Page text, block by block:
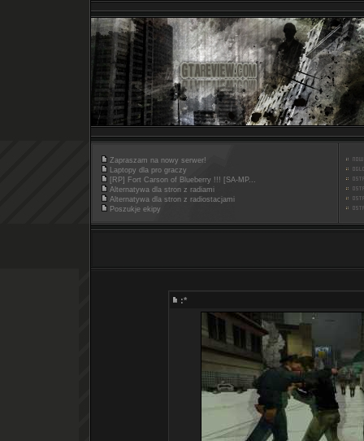
Zapraszam na nowy serwer!
Laptopy dla pro graczy
[RP] Fort Carson of Blueberry !!! [SA-MP...
Alternatywa dla stron z radiami
Alternatywa dla stron z radiostacjami
Poszukje ekipy
:*